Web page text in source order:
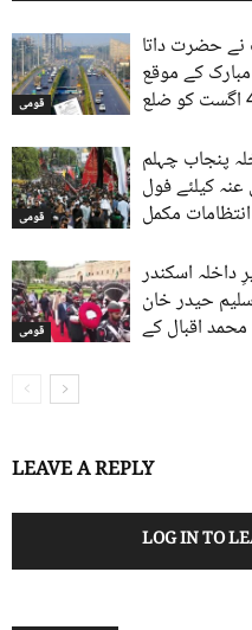
قومی
حضرت داتا
عرس مبارک کے موقع
قومی
پنجاب چہلم
کیلئے فول
مکمل
قومی
داخلہ اسکندر
حیدر خان
LEAVE A REPLY
LOG IN TO